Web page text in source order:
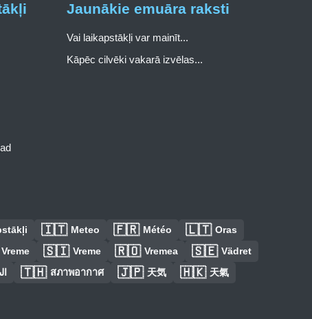
Jaunākie emuāra raksti
Vai laikapstākļi var mainīt...
Kāpēc cilvēki vakarā izvēlas...
🇮🇹 Meteo 🇫🇷 Météo 🇱🇹 Oras
Vreme 🇸🇮 Vreme 🇷🇴 Vremea 🇸🇪 Vädret
🇹🇭 สภาพอากาศ 🇯🇵 天気 🇭🇰 天氣